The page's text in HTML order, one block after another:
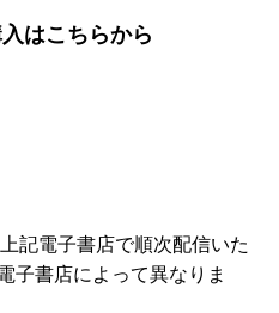
はこちらから
記電子書店で順次配信いた
子書店によって異なりま